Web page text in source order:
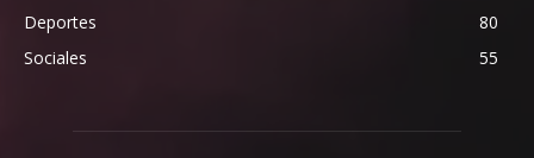
Deportes
80
Sociales
55